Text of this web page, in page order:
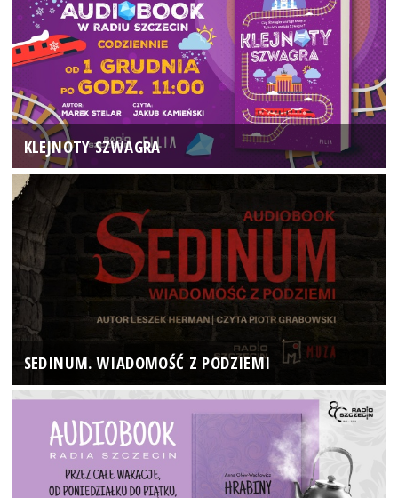
KLEJNOTY SZWAGRA
SEDINUM. WIADOMOŚĆ Z PODZIEMI